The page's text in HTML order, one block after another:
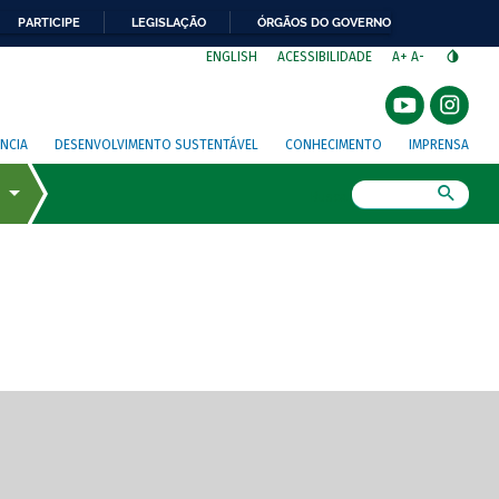
PARTICIPE LEGISLAÇÃO ÓRGÃOS DO GOVERNO
ENGLISH ACESSIBILIDADE A+ A-
DESENVOLVIMENTO SUSTENTÁVEL CONHECIMENTO IMPRENSA
de tela